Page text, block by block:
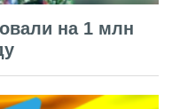
на 1 млн